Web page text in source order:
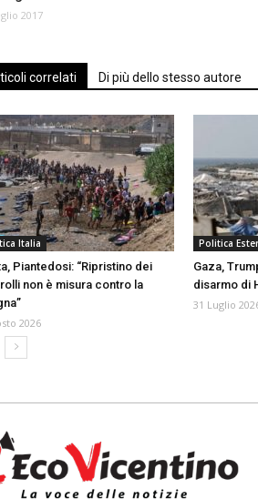
2017
correlati Di più dello stesso autore
Italia
Piantedosi: “Ripristino dei
non è misura contro la
2026
Politica
Gaza,
disarmo di
31 Luglio